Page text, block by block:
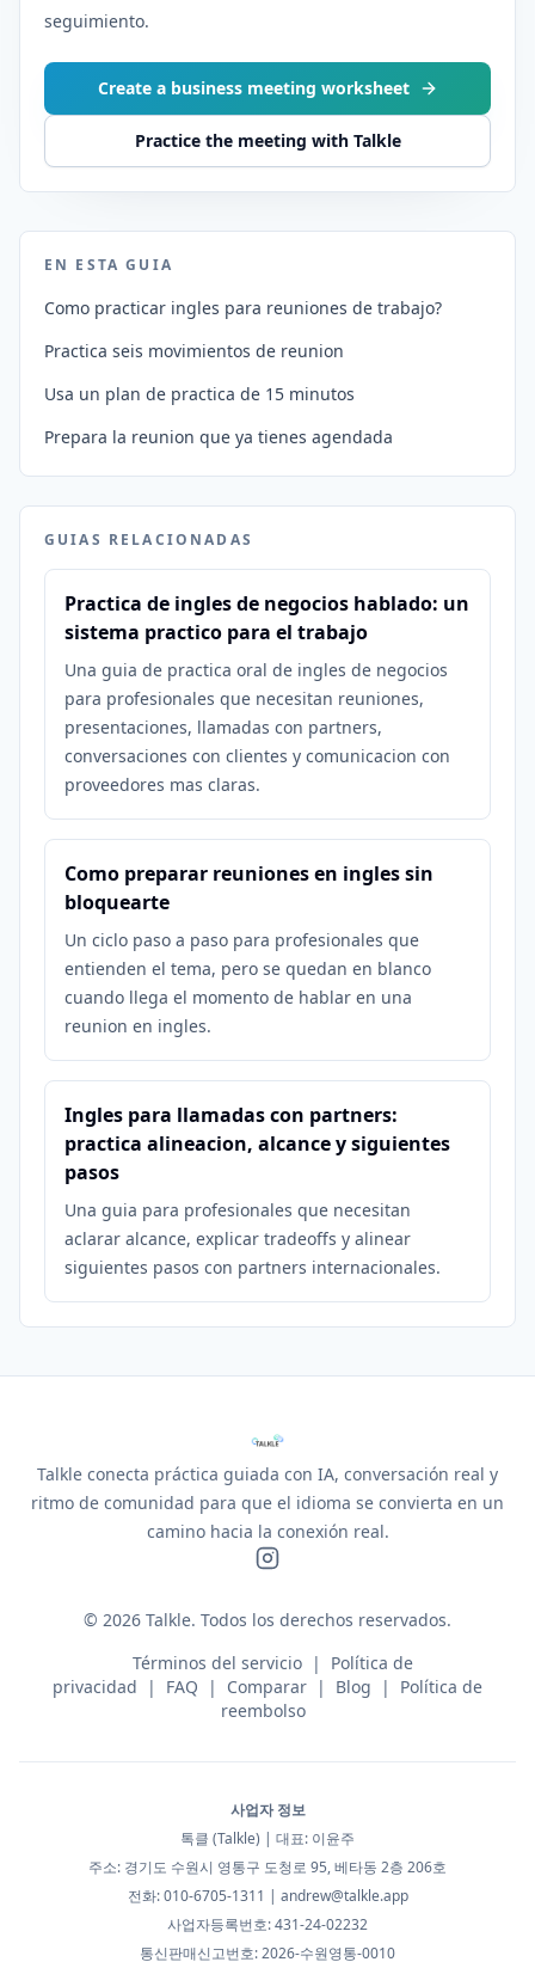
seguimiento.
Create a business meeting worksheet
Practice the meeting with Talkle
EN ESTA GUIA
Como practicar ingles para reuniones de trabajo?
Practica seis movimientos de reunion
Usa un plan de practica de 15 minutos
Prepara la reunion que ya tienes agendada
GUIAS RELACIONADAS
Practica de ingles de negocios hablado: un
sistema practico para el trabajo
Una guia de practica oral de ingles de negocios
para profesionales que necesitan reuniones,
presentaciones, llamadas con partners,
conversaciones con clientes y comunicacion con
proveedores mas claras.
Como preparar reuniones en ingles sin
bloquearte
Un ciclo paso a paso para profesionales que
entienden el tema, pero se quedan en blanco
cuando llega el momento de hablar en una
reunion en ingles.
Ingles para llamadas con partners:
practica alineacion, alcance y siguientes
pasos
Una guia para profesionales que necesitan
aclarar alcance, explicar tradeoffs y alinear
siguientes pasos con partners internacionales.
Talkle conecta práctica guiada con IA, conversación real y
ritmo de comunidad para que el idioma se convierta en un
camino hacia la conexión real.
© 2026 Talkle. Todos los derechos reservados.
Términos del servicio
|
Política de
privacidad
| FAQ | Comparar | Blog |
Política de
reembolso
사업자 정보
톡클 (Talkle) | 대표: 이윤주
주소: 경기도 수원시 영통구 도청로 95, 베타동 2층 206호
전화: 010-6705-1311 | andrew@talkle.app
사업자등록번호: 431-24-02232
통신판매신고번호: 2026-수원영통-0010